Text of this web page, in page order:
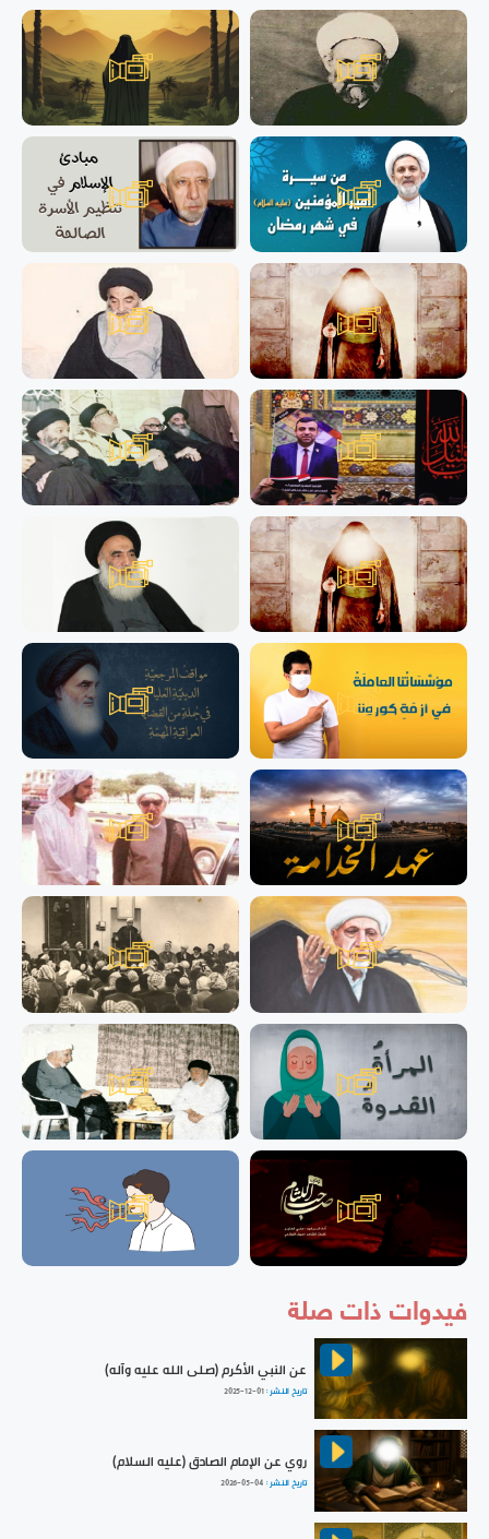
فيدوات ذات صلة
عن النبي الأكرم (صلى الله عليه وآله)
تاريخ النشر :2025-12-01
روي عن الإمام الصادق (عليه السلام)
تاريخ النشر : 2026-05-04